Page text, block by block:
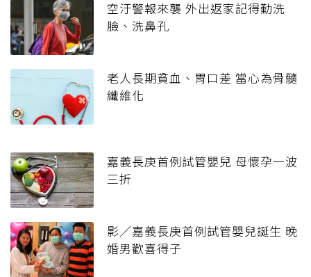
空汙警報來襲 外出返家記得勤洗
臉、洗鼻孔
老人長期貧血、胃口差 當心為骨髓
纖維化
嘉義長庚首例試管嬰兒 母懷孕一波
三折
影／嘉義長庚首例試管嬰兒誕生 晚
婚男歡喜得子